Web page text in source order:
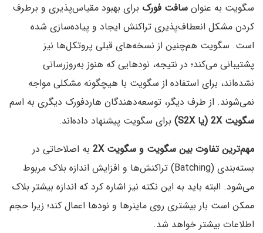
سگویت به عنوان سافت فورک برای بهبود مقیاس‌پذیری و برطرف
کردن مشکل انعطاف‌پذیری تراکنش ایجاد و پیاده‌سازی شده
است. سگویت هم‌چنین از نسخه‌های قبلی پروتکل‌ها نیز
پشتیبانی می‌کند؛ در نتیجه، نودهایی که هنوز به‌روزرسانی
نشده‌اند، برای استفاده از سگویت با هیچگونه مشکلی مواجه
نمی‌شوند. از طرف دیگر، توسعه‌دهندگان هاردفورک دیگری به اسم
سگویت 2X (یا S2X)
برای سگویت پیشنهاد داده‌اند.
مهم‌ترین تفاوت بین سگویت و سگویت 2X
به اصلاحاتی در
بسته‌بندی (Batching) تراکنش‌ها و افزایش اندازه بلاک مربوط
می‌شود. البته باید به این نکته نیز اشاره کرد که اندازه بیشتر بلاک
ممکن است بار بیشتری روی ماینرها و نودها اعمال کند؛ زیرا حجم
اطلاعات بیشتر خواهد شد.